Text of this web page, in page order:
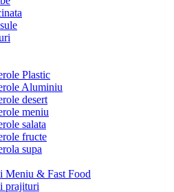
Plastic
Aluminiu
desert
meniu
salata
fructe
supa
Meniu & Fast Food
prajituri